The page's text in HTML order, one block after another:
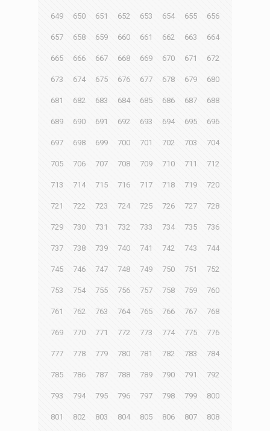
649 650 651 652 653 654 655 656
657 658 659 660 661 662 663 664
665 666 667 668 669 670 671 672
673 674 675 676 677 678 679 680
681 682 683 684 685 686 687 688
689 690 691 692 693 694 695 696
697 698 699 700 701 702 703 704
705 706 707 708 709 710 711 712
713 714 715 716 717 718 719 720
721 722 723 724 725 726 727 728
729 730 731 732 733 734 735 736
737 738 739 740 741 742 743 744
745 746 747 748 749 750 751 752
753 754 755 756 757 758 759 760
761 762 763 764 765 766 767 768
769 770 771 772 773 774 775 776
777 778 779 780 781 782 783 784
785 786 787 788 789 790 791 792
793 794 795 796 797 798 799 800
801 802 803 804 805 806 807 808